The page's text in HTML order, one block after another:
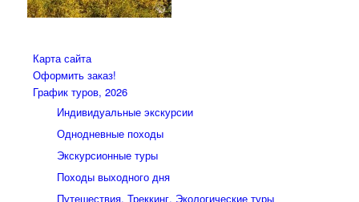
Карта сайта
Оформить заказ!
График туров, 2026
Индивидуальные экскурсии
Однодневные походы
Экскурсионные туры
Походы выходного дня
Путешествия. Треккинг. Экологические туры